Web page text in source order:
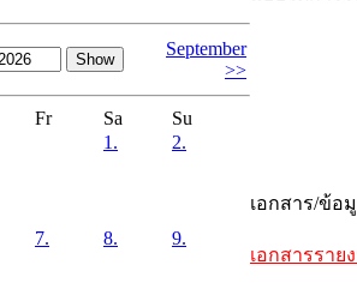
September
>>
Fr Sa
Su
1.
2.
7. 8. 9.
เอกสาร/ข้อ
เอกสารราย